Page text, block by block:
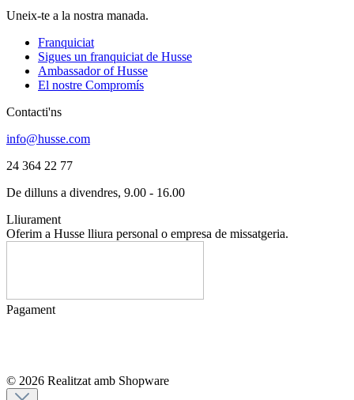
Uneix-te a la nostra manada.
Franquiciat
Sigues un franquiciat de Husse
Ambassador of Husse
El nostre Compromís
Contacti'ns
info@husse.com
24 364 22 77
De dilluns a divendres, 9.00 - 16.00
Lliurament
Oferim a Husse lliura personal o empresa de missatgeria.
Pagament
© 2026 Realitzat amb Shopware